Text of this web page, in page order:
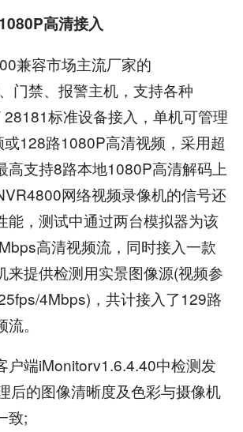
高清接入
容市场主流厂家的
门禁、报警主机，支持各种
标准设备接入，单机可管理
128路1080P高清视频，采用超
高支持8路本地1080P高清解码上
网络视频录像机的信号还
能，测试中通过两台模拟器为该
高清视频流，同时接入一款
来提供检测用实景图像源(视频参
4Mbps)，共计接入了129路
。
端iMonitorv1.6.4.40中检测发
后的图像清晰度及色彩与摄像机
致;